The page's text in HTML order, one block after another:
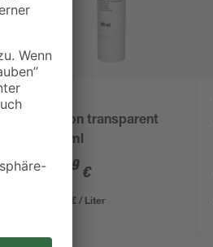
Silikon transparent
280 ml
3 49 €
12,46 € / Liter